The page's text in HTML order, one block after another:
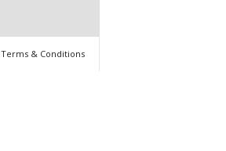
Terms & Conditions